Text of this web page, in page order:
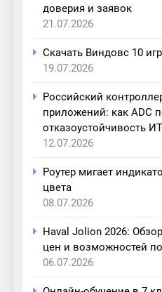
доверия и заявок
21.07.2026
Скачать Виндовс 10
19.07.2026
Российский
приложений: как ADC
отказоустойчивость
12.07.2026
Роутер мигает
цвета
08.07.2026
Haval Jolion 2026:
цен и возможностей
06.07.2026